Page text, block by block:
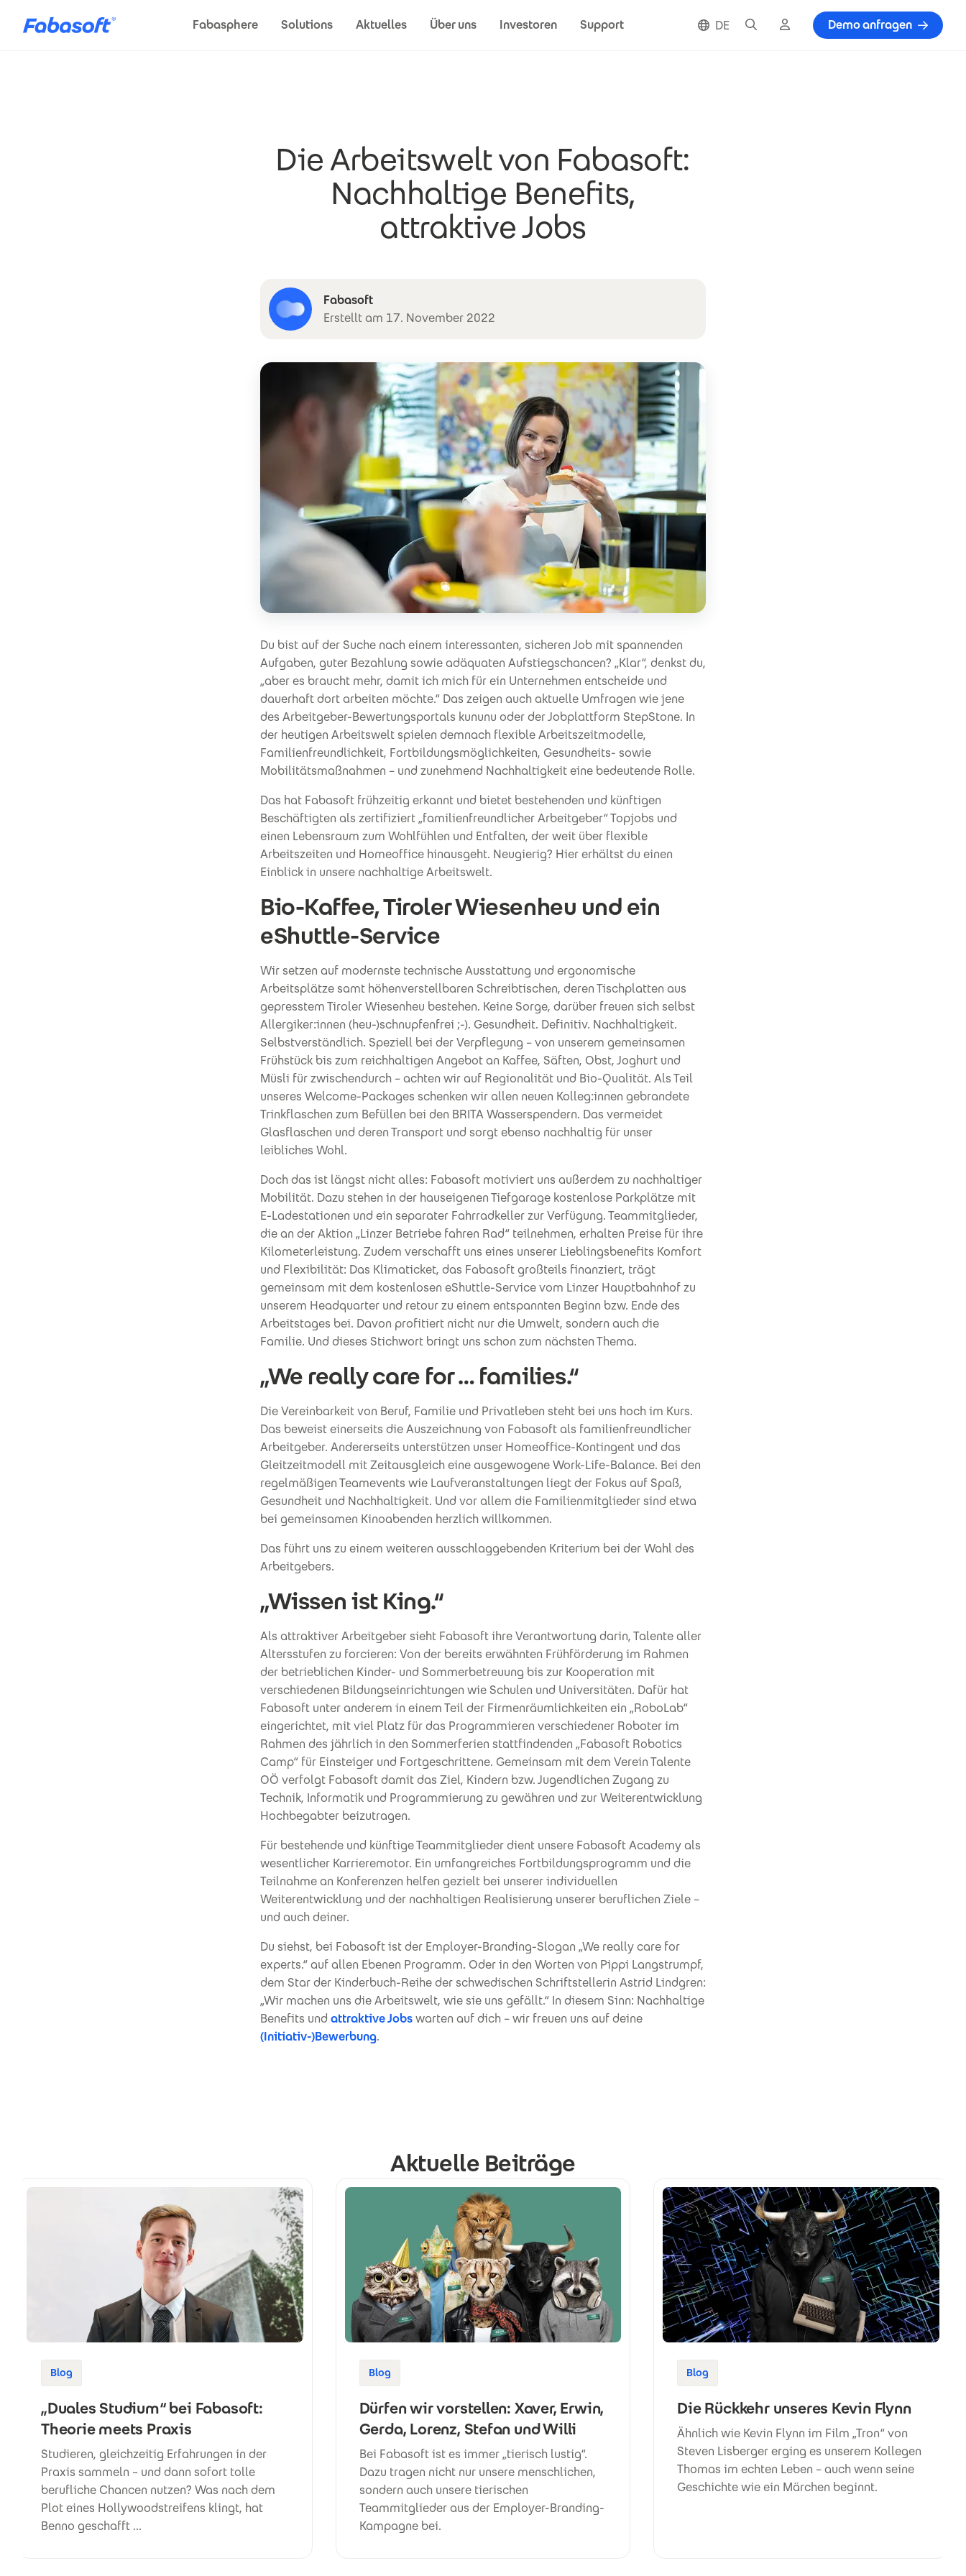
Fabasphere
Solutions Aktuelles Über uns Investoren Support DE SucheCloud LoginDemo anfragen
Die Arbeitswelt von Fabasoft:
Nachhaltige Benefits,
attraktive Jobs
Fabasoft
Erstellt am 17. November 2022
Du bist auf der Suche nach einem interessanten, sicheren Job mit spannenden
Aufgaben, guter Bezahlung sowie adäquaten Aufstiegschancen? „Klar“, denkst du,
„aber es braucht mehr, damit ich mich für ein Unternehmen entscheide und
dauerhaft dort arbeiten möchte.“ Das zeigen auch aktuelle Umfragen wie jene
des Arbeitgeber-Bewertungsportals kununu oder der Jobplattform StepStone. In
der heutigen Arbeitswelt spielen demnach flexible Arbeitszeitmodelle,
Familienfreundlichkeit, Fortbildungsmöglichkeiten, Gesundheits- sowie
Mobilitätsmaßnahmen – und zunehmend Nachhaltigkeit eine bedeutende Rolle.
Das hat Fabasoft frühzeitig erkannt und bietet bestehenden und künftigen
Beschäftigten als zertifiziert „familienfreundlicher Arbeitgeber“ Topjobs und
einen Lebensraum zum Wohlfühlen und Entfalten, der weit über flexible
Arbeitszeiten und Homeoffice hinausgeht. Neugierig? Hier erhältst du einen
Einblick in unsere nachhaltige Arbeitswelt.
Bio-Kaffee, Tiroler Wiesenheu und ein
eShuttle-Service
Wir setzen auf modernste technische Ausstattung und ergonomische
Arbeitsplätze samt höhenverstellbaren Schreibtischen, deren Tischplatten aus
gepresstem Tiroler Wiesenheu bestehen. Keine Sorge, darüber freuen sich selbst
Allergiker:innen (heu-)schnupfenfrei ;-). Gesundheit. Definitiv. Nachhaltigkeit.
Selbstverständlich. Speziell bei der Verpflegung – von unserem gemeinsamen
Frühstück bis zum reichhaltigen Angebot an Kaffee, Säften, Obst, Joghurt und
Müsli für zwischendurch – achten wir auf Regionalität und Bio-Qualität. Als Teil
unseres Welcome-Packages schenken wir allen neuen Kolleg:innen gebrandete
Trinkflaschen zum Befüllen bei den BRITA Wasserspendern. Das vermeidet
Glasflaschen und deren Transport und sorgt ebenso nachhaltig für unser
leibliches Wohl.
Doch das ist längst nicht alles: Fabasoft motiviert uns außerdem zu nachhaltiger
Mobilität. Dazu stehen in der hauseigenen Tiefgarage kostenlose Parkplätze mit
E-Ladestationen und ein separater Fahrradkeller zur Verfügung. Teammitglieder,
die an der Aktion „Linzer Betriebe fahren Rad“ teilnehmen, erhalten Preise für ihre
Kilometerleistung. Zudem verschafft uns eines unserer Lieblingsbenefits Komfort
und Flexibilität: Das Klimaticket, das Fabasoft großteils finanziert, trägt
gemeinsam mit dem kostenlosen eShuttle-Service vom Linzer Hauptbahnhof zu
unserem Headquarter und retour zu einem entspannten Beginn bzw. Ende des
Arbeitstages bei. Davon profitiert nicht nur die Umwelt, sondern auch die
Familie. Und dieses Stichwort bringt uns schon zum nächsten Thema.
„We really care for … families.“
Die Vereinbarkeit von Beruf, Familie und Privatleben steht bei uns hoch im Kurs.
Das beweist einerseits die Auszeichnung von Fabasoft als familienfreundlicher
Arbeitgeber. Andererseits unterstützen unser Homeoffice-Kontingent und das
Gleitzeitmodell mit Zeitausgleich eine ausgewogene Work-Life-Balance. Bei den
regelmäßigen Teamevents wie Laufveranstaltungen liegt der Fokus auf Spaß,
Gesundheit und Nachhaltigkeit. Und vor allem die Familienmitglieder sind etwa
bei gemeinsamen Kinoabenden herzlich willkommen.
Das führt uns zu einem weiteren ausschlaggebenden Kriterium bei der Wahl des
Arbeitgebers.
„Wissen ist King.“
Als attraktiver Arbeitgeber sieht Fabasoft ihre Verantwortung darin, Talente aller
Altersstufen zu forcieren: Von der bereits erwähnten Frühförderung im Rahmen
der betrieblichen Kinder- und Sommerbetreuung bis zur Kooperation mit
verschiedenen Bildungseinrichtungen wie Schulen und Universitäten. Dafür hat
Fabasoft unter anderem in einem Teil der Firmenräumlichkeiten ein „RoboLab“
eingerichtet, mit viel Platz für das Programmieren verschiedener Roboter im
Rahmen des jährlich in den Sommerferien stattfindenden „Fabasoft Robotics
Camp“ für Einsteiger und Fortgeschrittene. Gemeinsam mit dem Verein Talente
OÖ verfolgt Fabasoft damit das Ziel, Kindern bzw. Jugendlichen Zugang zu
Technik, Informatik und Programmierung zu gewähren und zur Weiterentwicklung
Hochbegabter beizutragen.
Für bestehende und künftige Teammitglieder dient unsere Fabasoft Academy als
wesentlicher Karrieremotor. Ein umfangreiches Fortbildungsprogramm und die
Teilnahme an Konferenzen helfen gezielt bei unserer individuellen
Weiterentwicklung und der nachhaltigen Realisierung unserer beruflichen Ziele –
und auch deiner.
Du siehst, bei Fabasoft ist der Employer-Branding-Slogan „We really care for
experts.“ auf allen Ebenen Programm. Oder in den Worten von Pippi Langstrumpf,
dem Star der Kinderbuch-Reihe der schwedischen Schriftstellerin Astrid Lindgren:
„Wir machen uns die Arbeitswelt, wie sie uns gefällt.“ In diesem Sinn: Nachhaltige
Benefits und attraktive Jobswarten auf dich – wir freuen uns auf deine
(Initiativ-)Bewerbung.
Aktuelle Beiträge
Blog
„Duales Studium“ bei Fabasoft:
Theorie meets Praxis
Studieren, gleichzeitig Erfahrungen in der
Praxis sammeln – und dann sofort tolle
berufliche Chancen nutzen? Was nach dem
Plot eines Hollywoodstreifens klingt, hat
Benno geschafft ...
Blog
Dürfen wir vorstellen: Xaver, Erwin,
Gerda, Lorenz, Stefan und Willi
Bei Fabasoft ist es immer „tierisch lustig“.
Dazu tragen nicht nur unsere menschlichen,
sondern auch unsere tierischen
Teammitglieder aus der Employer-Branding-
Kampagne bei.
Blog
Die Rückkehr unseres Kevin Flynn
Ähnlich wie Kevin Flynn im Film „Tron“ von
Steven Lisberger erging es unserem Kollegen
Thomas im echten Leben – auch wenn seine
Geschichte wie ein Märchen beginnt.